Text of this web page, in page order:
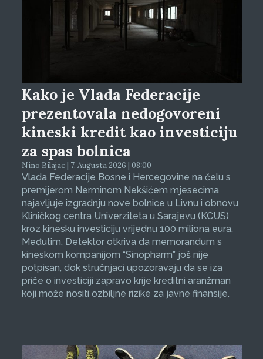
Kako je Vlada Federacije
prezentovala nedogovoreni
kineski kredit kao investiciju
za spas bolnica
Nino Bilajac | 7. Augusta 2026 | 08:00
Vlada Federacije Bosne i Hercegovine na čelu s
premijerom Nerminom Nekšićem mjesecima
najavljuje izgradnju nove bolnice u Livnu i obnovu
Kliničkog centra Univerziteta u Sarajevu (KCUS)
kroz kinesku investiciju vrijednu 100 miliona eura.
Međutim, Detektor otkriva da memorandum s
kineskom kompanijom “Sinopharm” još nije
potpisan, dok stručnjaci upozoravaju da se iza
priče o investiciji zapravo krije kreditni aranžman
koji može nositi ozbiljne rizike za javne finansije.